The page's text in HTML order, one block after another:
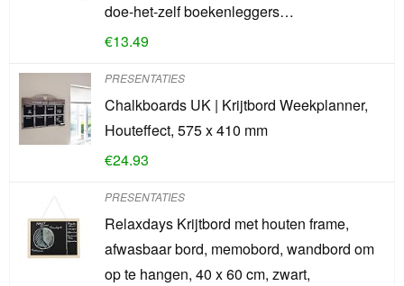
doe-het-zelf boekenleggers…
€13.49
PRESENTATIES
Chalkboards UK | Krijtbord Weekplanner,
Houteffect, 575 x 410 mm
€24.93
PRESENTATIES
Relaxdays Krijtbord met houten frame,
afwasbaar bord, memobord, wandbord om
op te hangen, 40 x 60 cm, zwart,